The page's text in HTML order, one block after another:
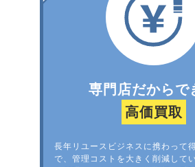
専門店だからで
高価買取
長年リユースビジネスに携わって
で、管理コストを大きく削減して